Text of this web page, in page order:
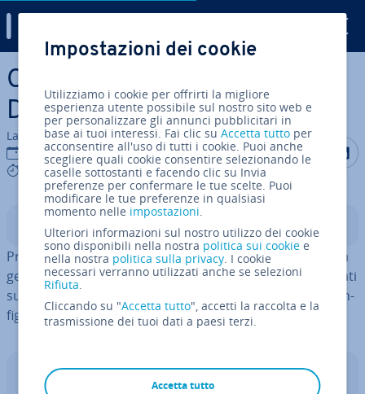
Vai al contenuto prin­ci­pa­le
Come in­stal­la­re Proxmox su
Debian 12
La redazione di IONOS
15 apr 2026
7 mins
Condividi
Indice
Proxmox Virtual En­vi­ron­ment (Proxmox VE) consente la
gestione ef­fi­cien­te di macchine virtuali e container basati
su Linux. In questa guida scoprirai come in­stal­la­re e con­
fi­gu­ra­re Proxmox su Debian 12 (Bookworm).
Server dedicati
Impostazioni dei cookie
Utilizziamo i cookie per offrirti la migliore
esperienza utente possibile sul nostro sito web e
per personalizzare gli annunci pubblicitari in
base ai tuoi interessi. Fai clic suAccetta tutto per
acconsentire all'uso di tutti i cookie. Puoi anche
scegliere quali cookie consentire selezionando le
caselle sottostanti e facendo clic su Invia
preferenze per confermare le tue scelte. Puoi
modificare le tue preferenze in qualsiasi
momento nelle impostazioni.
Ulteriori informazioni sul nostro utilizzo dei cookie
sono disponibili nella nostra politica sui cookie e
nella nostra politica sulla privacy. I cookie
necessari verranno utilizzati anche se selezioni
Rifiuta.
Cliccando su "Accetta tutto", accetti la raccolta e la
trasmissione dei tuoi dati a paesi terzi.
Accetta tutto